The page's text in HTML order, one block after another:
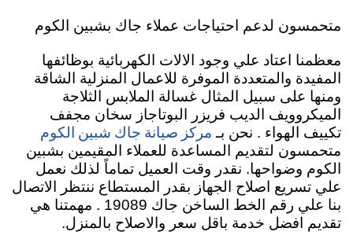
متحمسون لدعم احتياجات عملاء جاك بشبين الكوم
معظمنا اعتاد علي وجود الالات الكهربائية بوظائفها
المفيدة والمتعددة الموفرة للاعمال المنزلية الشاقة
ومنها على سبيل المثال غسالة الملابس الثلاجة
الميكروويف الديب فريزر البوتاجاز سخان مجفف
تكييف الهواء . نحن بـ مركز صيانة جاك شبين الكوم
متحمسون لتقديم المساعدة للعملاء المقيمين بشبين
الكوم وضواحها. نقدر وقت العميل تماماً لذلك نعمل
علي تسريع اصلاح الجهاز بقدر المستطاع ننتظر الاتصال
بنا علي رقم الخط الساخن جاك 19089 . مهمتنا هي
تقديم افضل خدمة باقل سعر والاصلاح بالمنزل.